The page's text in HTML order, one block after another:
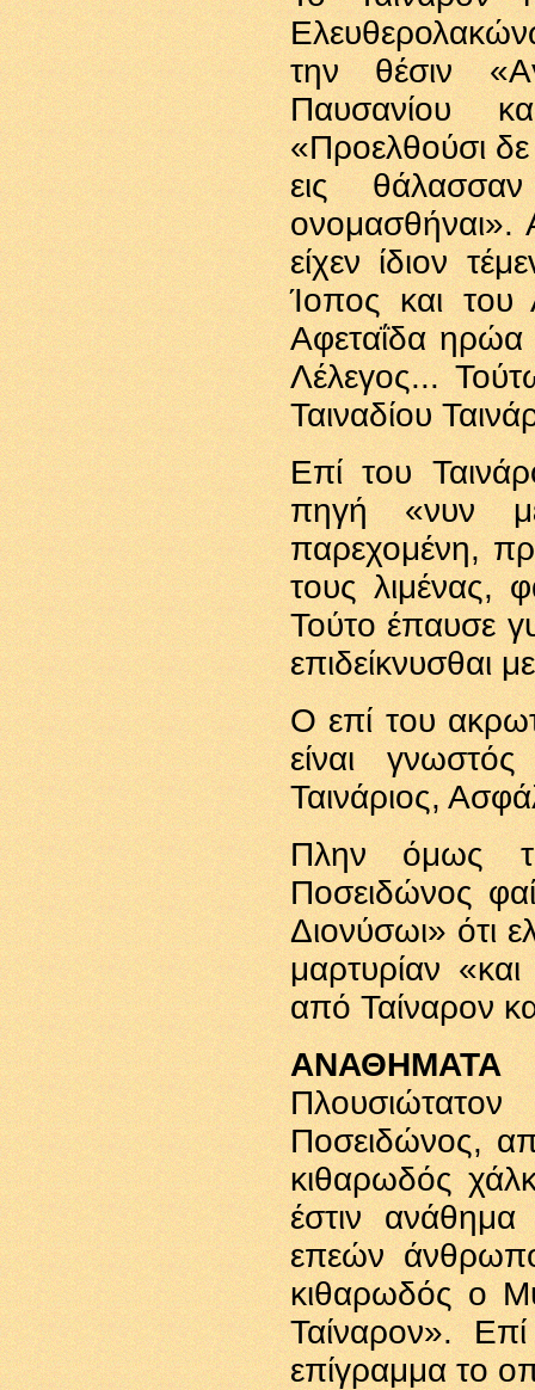
την θέσιν
Παυσανίου
«Προελθούσι δε
εις
ονομασθήναι».
είχεν ίδιον
Ίοπος και του
Αφεταΐδα ηρώα
Λέλεγος...
Ταιναδίου
Επί του
πηγή «νυν
παρεχομένη,
τους λιμένας,
Τούτο έπαυσε
επιδείκνυσθαι
Ο επί του
είναι
Ταινάριος,
Πλην όμως
Ποσειδώνος
Διονύσωι» ότι
μαρτυρίαν
από Ταίναρον
ΑΝΑΘΗΜΑΤΑ
Ποσειδώνος,
κιθαρωδός
έστιν
επεών
κιθαρωδός ο
Ταίναρον».
επίγραμμα το